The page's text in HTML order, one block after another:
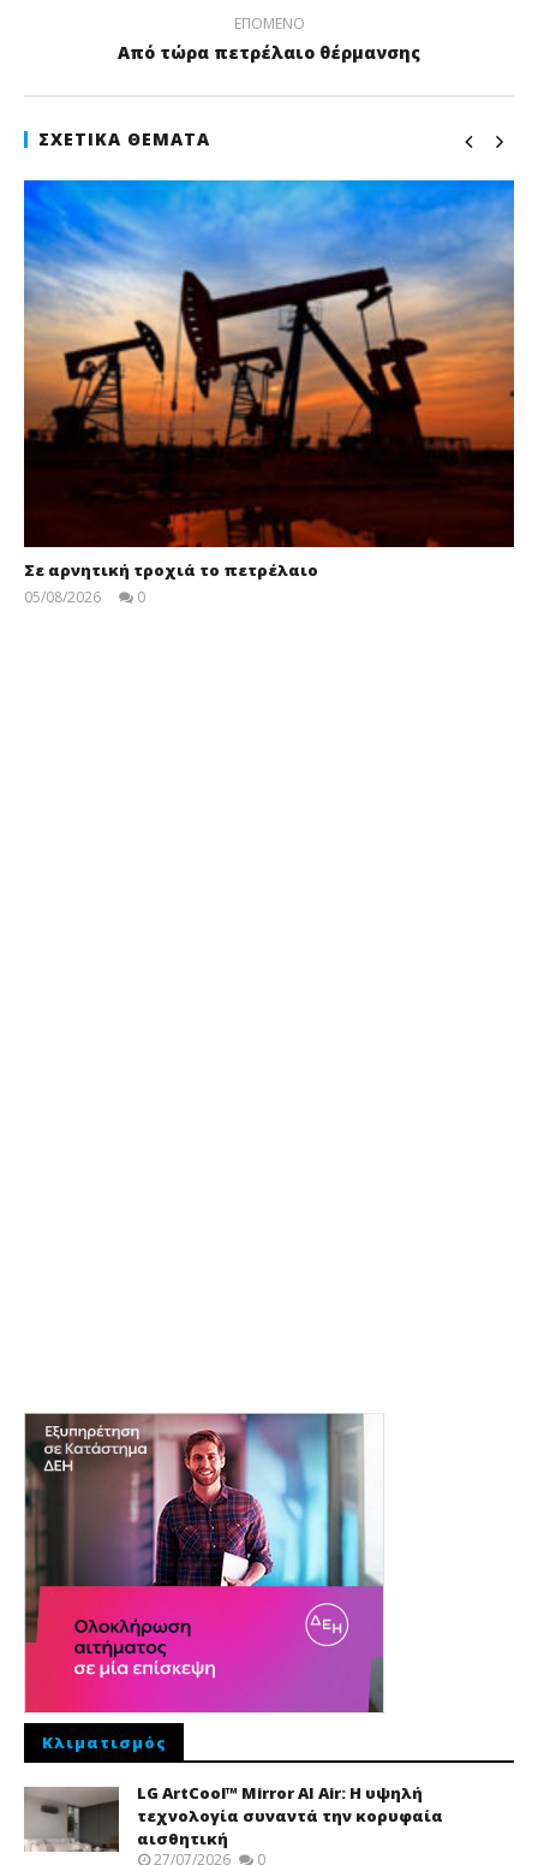
ΕΠΌΜΕΝΟ
Από τώρα πετρέλαιο θέρμανσης
ΣΧΕΤΙΚΆ ΘΈΜΑΤΑ
Σε αρνητική τροχιά το πετρέλαιο
05/08/2026 0
Κλιματισμός
LG ArtCool™ Mirror AI Air: Η υψηλή
τεχνολογία συναντά την κορυφαία
αισθητική
27/07/2026 0